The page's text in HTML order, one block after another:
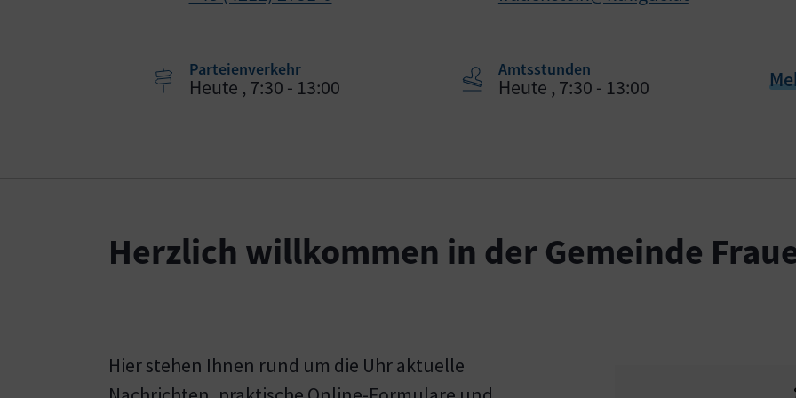
Parteienverkehr
Heute , 7:30 - 13:00
Amtsstunden
Heute , 7:30 - 13:00
Herzlich willkommen in der Gemeinde
Hier stehen Ihnen rund um die Uhr aktuelle